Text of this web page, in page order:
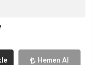
Hemen Al